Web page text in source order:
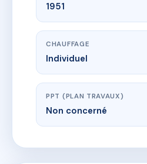
1951
CHAUFFAGE
Individuel
PPT (PLAN TRAVAUX)
Non concerné